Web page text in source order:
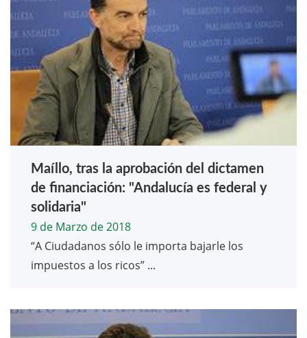
Maíllo, tras la aprobación del dictamen
de financiación: "Andalucía es federal y
solidaria"
9 de Marzo de 2018
“A Ciudadanos sólo le importa bajarle los
impuestos a los ricos” ...